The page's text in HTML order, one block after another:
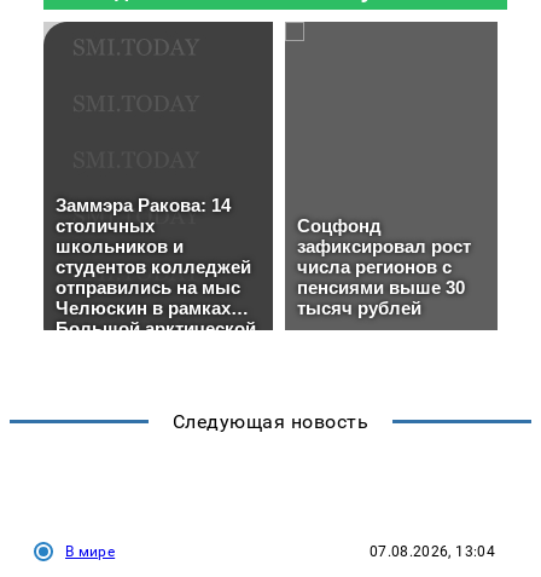
Следующая новость
В мире 07.08.2026, 13:04